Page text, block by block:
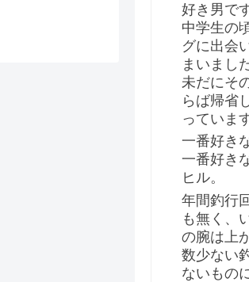
好き男で
中学生の
グに出会
まいまし
未だにそ
らば帰省
っていま
一番好き
一番好き
ヒル。
年間釣行
も無く、
の腕は上
数少ない
ないもの